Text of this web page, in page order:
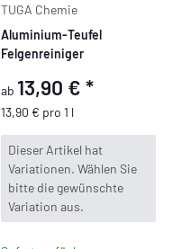
TUGA Chemie
Aluminium-Teufel
Felgenreiniger
ab 13,90 € *
13,90 € pro 1 l
x
Dieser Artikel hat
Variationen. Wählen Sie
bitte die gewünschte
Variation aus.